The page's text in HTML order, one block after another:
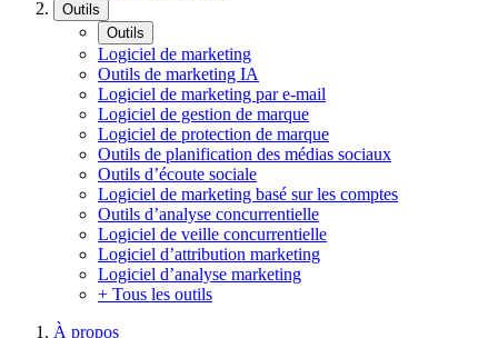
Outils
Outils
Logiciel de marketing
Outils de marketing IA
Logiciel de marketing par e-mail
Logiciel de gestion de marque
Logiciel de protection de marque
Outils de planification des médias sociaux
Outils d’écoute sociale
Logiciel de marketing basé sur les comptes
Outils d’analyse concurrentielle
Logiciel de veille concurrentielle
Logiciel d’attribution marketing
Logiciel d’analyse marketing
+ Tous les outils
À propos